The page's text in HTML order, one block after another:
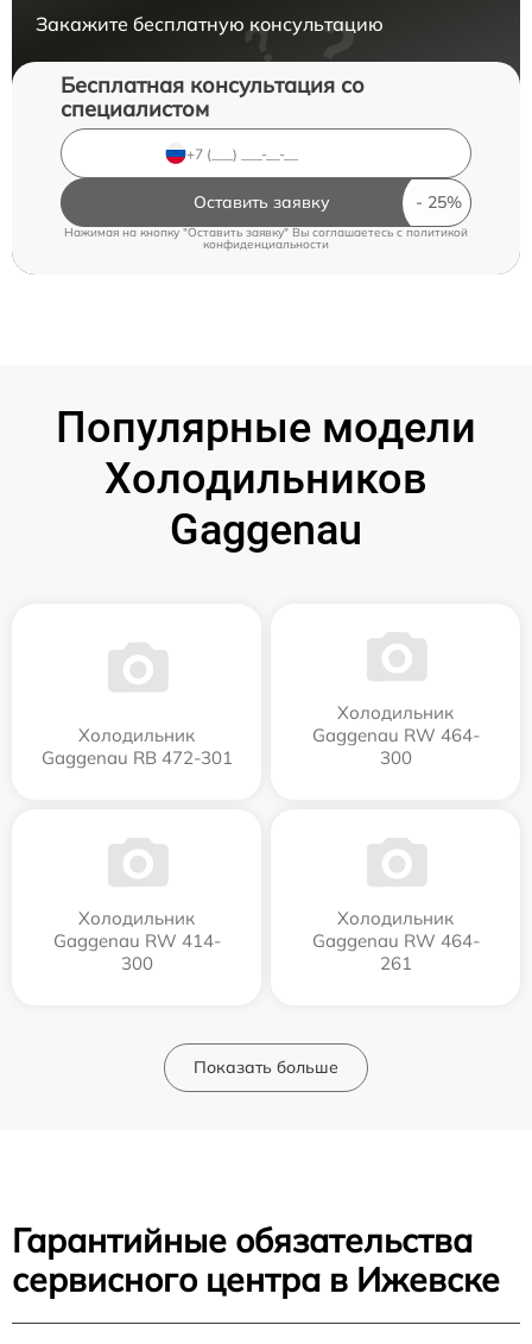
Закажите бесплатную консультацию
Бесплатная консультация со
специалистом
Оставить заявку
Нажимая на кнопку "Оставить заявку" Вы соглашаетесь cполитикой
конфиденциальности
Популярные модели
Холодильников
Gaggenau
Холодильник
Gaggenau RB 472-301
Холодильник
Gaggenau RW 464-
300
Холодильник
Gaggenau RW 414-
300
Холодильник
Gaggenau RW 464-
261
Показать больше
Гарантийные обязательства
сервисного центра в Ижевске